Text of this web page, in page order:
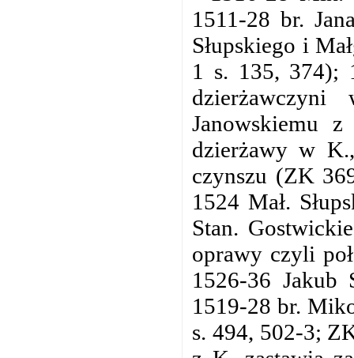
1511-28 br.
Słupskiego i
1 s. 135, 374);
Janowskiemu
dzierżawy w
czynszu (ZK
1524 Mał.
Stan.
oprawy czyli
1526-36
1519-28 br.
s. 494, 502-3;